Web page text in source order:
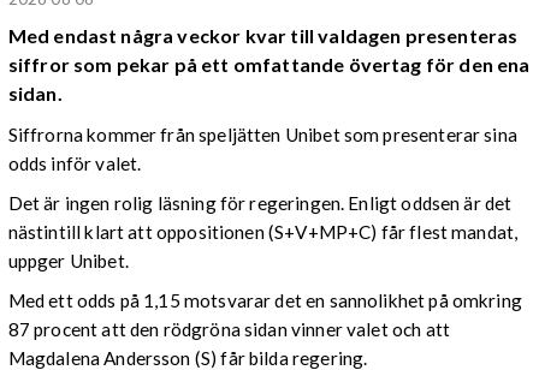
Med endast några veckor kvar till valdagen presenteras
siffror som pekar på ett omfattande övertag för den ena
sidan.
Siffrorna kommer från speljätten Unibet som presenterar sina
odds inför valet.
Det är ingen rolig läsning för regeringen. Enligt oddsen är det
nästintill klart att oppositionen (S+V+MP+C) får flest mandat,
uppger Unibet.
Med ett odds på 1,15 motsvarar det en sannolikhet på omkring
87 procent att den rödgröna sidan vinner valet och att
Magdalena Andersson (S) får bilda regering.